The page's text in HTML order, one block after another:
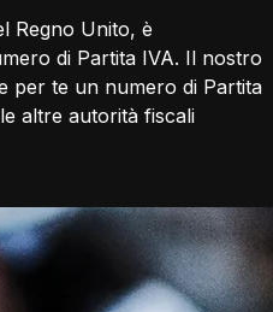
Regno Unito, è
di Partita IVA. Il nostro
per te un numero di Partita
altre autorità fiscali